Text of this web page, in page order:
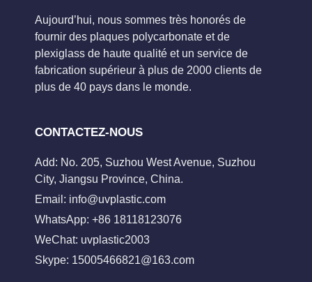
Aujourd’hui, nous sommes très honorés de
fournir des plaques polycarbonate et de
plexiglass de haute qualité et un service de
fabrication supérieur à plus de 2000 clients de
plus de 40 pays dans le monde.
CONTACTEZ-NOUS
Add: No. 205, Suzhou West Avenue, Suzhou
City, Jiangsu Province, China.
Email: info@uvplastic.com
WhatsApp: +86 18118123076
WeChat: uvplastic2003
Skype: 15005466821@163.com